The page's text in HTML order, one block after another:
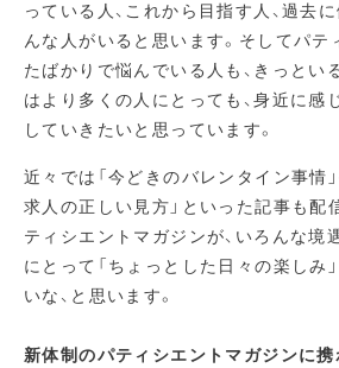
っている人、これから目指す人、過去
んな人がいると思います。そしてパテ
たばかりで悩んでいる人も、きっとい
はより多くの人にとっても、身近に感
していきたいと思っています。
近々では「今どきのバレンタイン事情
求人の正しい見方」といった記事も配
ティシエントマガジンが、いろんな境
にとって「ちょっとした日々の楽しみ
いな、と思います。
新体制のパティシエントマガジンに携